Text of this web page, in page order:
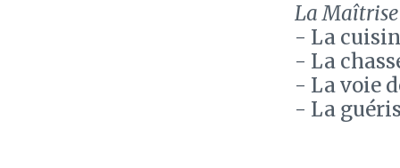
La
- La
- La
- La voie
- La